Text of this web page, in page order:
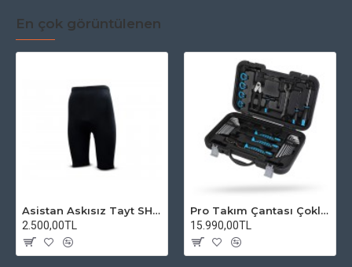
En çok görüntülenen
Asistan Askısız Tayt SH20 Pedli Siyah
2.500,00TL
Pro Takım Çantası Çoklu Tamir Seti
15.990,00TL